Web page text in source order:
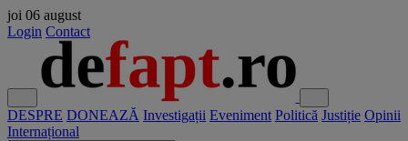
joi 06 august
Login Contact
DESPRE DONEAZĂ Investigații Eveniment Politică Justiție Opinii
Internațional